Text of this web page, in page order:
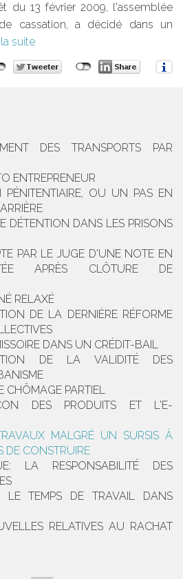
du 13 février 2009, l'assemblée
cassation, a décidé dans un
suite
DES TRANSPORTS PAR
ENTREPRENEUR
PÉNITENTIAIRE, OU UN PAS EN
DÉTENTION DANS LES PRISONS
PAR LE JUGE D'UNE NOTE EN
APRÈS CLÔTURE DE
RELAXÉ
DE LA DERNIÈRE RÉFORME
DANS UN CRÉDIT-BAIL
DE LA VALIDITÉ DES
CHÔMAGE PARTIEL
DES PRODUITS ET L'E-
MALGRÉ UN SURSIS À
DE CONSTRUIRE
LA RESPONSABILITÉ DES
LE TEMPS DE TRAVAIL DANS
RELATIVES AU RACHAT